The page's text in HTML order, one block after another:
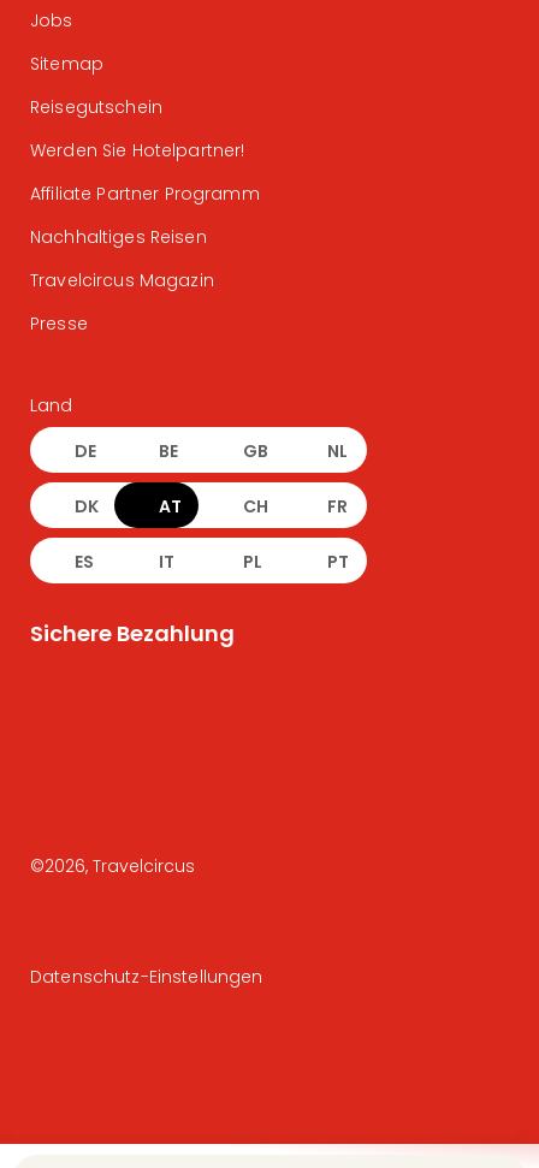
Jobs
Sitemap
Reisegutschein
Werden Sie Hotelpartner!
Affiliate Partner Programm
Nachhaltiges Reisen
Travelcircus Magazin
Presse
Land
DE BE GB NL
DK AT CH FR
ES IT PL PT
Sichere Bezahlung
©2026, Travelcircus
Datenschutz-Einstellungen